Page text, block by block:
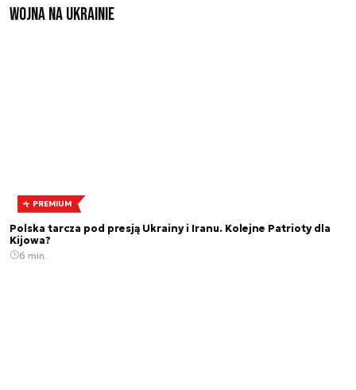
Wojna na Ukrainie
PREMIUM
Polska tarcza pod presją Ukrainy i Iranu. Kolejne Patrioty dla
Kijowa?
6 min.